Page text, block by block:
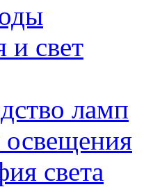
и свет
ламп
света